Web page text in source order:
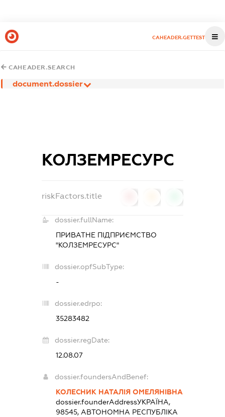
CAHEADER.GETTEST
CAHEADER.SEARCH
document.dossier
КОЛЗЕМРЕСУРС
riskFactors.title
dossier.fullName:
ПРИВАТНЕ ПІДПРИЄМСТВО
"КОЛЗЕМРЕСУРС"
dossier.opfSubType:
-
dossier.edrpo:
35283482
dossier.regDate:
12.08.07
dossier.foundersAndBenef:
КОЛЕСНИК НАТАЛІЯ ОМЕЛЯНІВНА
dossier.founderAddressУКРАЇНА,
98545, АВТОНОМНА РЕСПУБЛІКА